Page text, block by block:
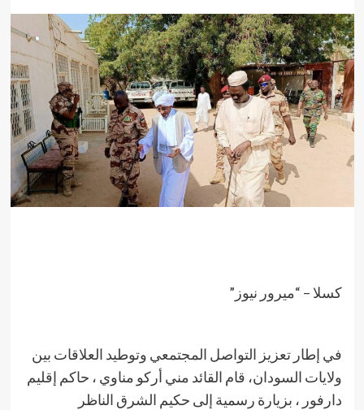
كسلا – “ميرور نيوز”
في إطار تعزيز التواصل المجتمعي وتوطيد العلاقات بين
ولايات السودان، قام القائد مني أركو مناوي ، حاكم إقليم
دارفور ، بزيارة رسمية إلى حكيم الشرق الناظر